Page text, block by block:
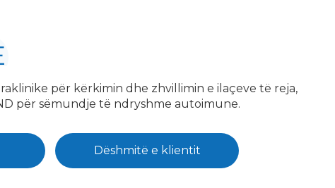
për kërkimin dhe zhvillimin e ilaçeve të reja,
për sëmundje të ndryshme autoimune.
Dëshmitë e klientit